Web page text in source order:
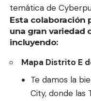
temática de
Esta colaboración
una gran variedad
incluyendo:
Mapa Distrito E
Te damos la
City, donde las